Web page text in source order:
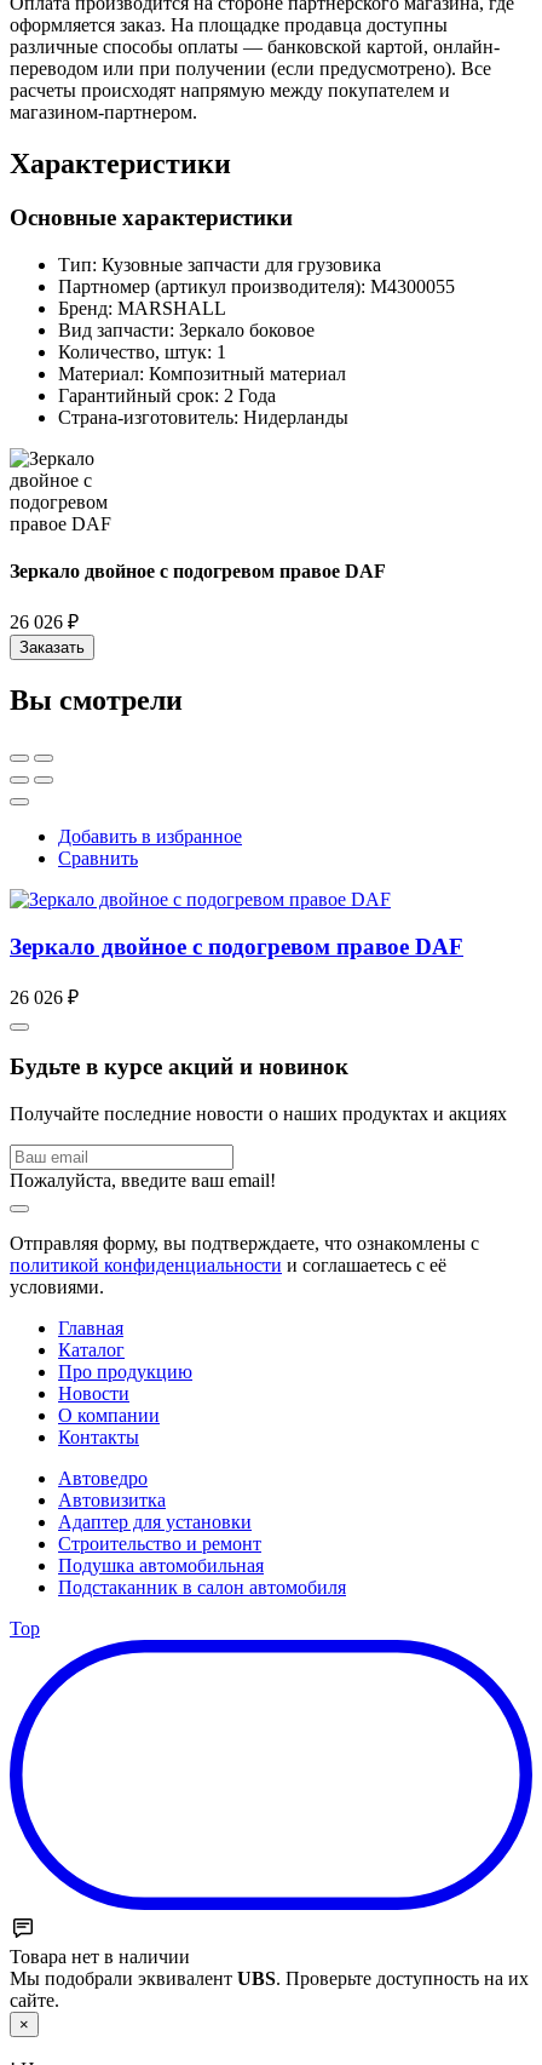
оформляется заказ. На площадке продавца доступны
различные способы оплаты — банковской картой, онлайн-
переводом или при получении (если предусмотрено). Все
расчеты происходят напрямую между покупателем и
магазином-партнером.
Характеристики
Основные характеристики
Тип: Кузовные запчасти для грузовика
Партномер (артикул производителя): M4300055
Бренд: MARSHALL
Вид запчасти: Зеркало боковое
Количество, штук: 1
Материал: Композитный материал
Гарантийный срок: 2 Года
Страна-изготовитель: Нидерланды
Зеркало двойное с подогревом правое DAF
26 026 ₽
Заказать
Вы смотрели
Добавить в избранное
Сравнить
Зеркало двойное с подогревом правое DAF
26 026 ₽
Будьте в курсе акций и новинок
Получайте последние новости о наших продуктах и акциях
Пожалуйста, введите ваш email!
Отправляя форму, вы подтверждаете, что ознакомлены с
политикой конфиденциальности и соглашаетесь с её
условиями.
Главная
Каталог
Про продукцию
Новости
О компании
Контакты
Автоведро
Автовизитка
Адаптер для установки
Строительство и ремонт
Подушка автомобильная
Подстаканник в салон автомобиля
Top
Товара нет в наличии
Мы подобрали эквивалент UBS. Проверьте доступность на их
сайте.
×